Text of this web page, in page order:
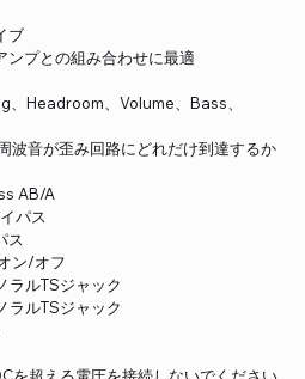
ブ
ンプとの組み合わせに最適
、Headroom、Volume、Bass、
波音が歪み回路にどれだけ到達するか
AB/A
パス
ス
ン/オフ
ラルTSジャック
ラルTSジャック